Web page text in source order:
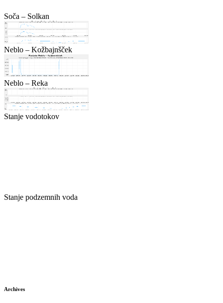
Soča – Solkan
Neblo – Kožbajnšček
Neblo – Reka
Stanje vodotokov
Stanje podzemnih voda
Archives